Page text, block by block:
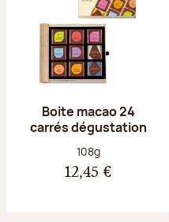
Boite macao 24
carrés dégustation
Poids net :
108g
12,45 €